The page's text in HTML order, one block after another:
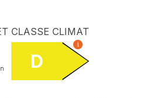
CLASSE CLIMAT
D
i